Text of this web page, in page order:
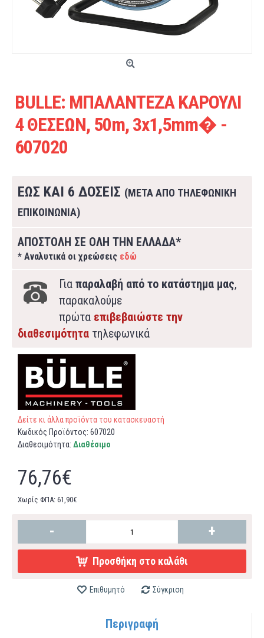
BULLE: ΜΠΑΛΑΝΤΕΖΑ ΚΑΡΟΥΛΙ
4 ΘΕΣΕΩΝ, 50m, 3x1,5mm� -
607020
ΕΩΣ ΚΑΙ 6 ΔΟΣΕΙΣ (ΜΕΤΑ ΑΠΟ ΤΗΛΕΦΩΝΙΚΗ
ΕΠΙΚΟΙΝΩΝΙΑ)
ΑΠΟΣΤΟΛΗ ΣΕ ΟΛΗ ΤΗΝ ΕΛΛΑΔΑ*
* Αναλυτικά οι χρεώσεις εδώ
Για παραλαβή από το κατάστημα μας,
παρακαλούμε
πρώτα επιβεβαιώστε την
διαθεσιμότητα τηλεφωνικά
Δείτε κι άλλα προϊόντα του κατασκευαστή
Κωδικός Προϊόντος: 607020
Διαθεσιμότητα: Διαθέσιμο
76,76€
Χωρίς ΦΠΑ: 61,90€
- +
Προσθήκη στο καλάθι
Επιθυμητό Σύγκριση
Περιγραφή